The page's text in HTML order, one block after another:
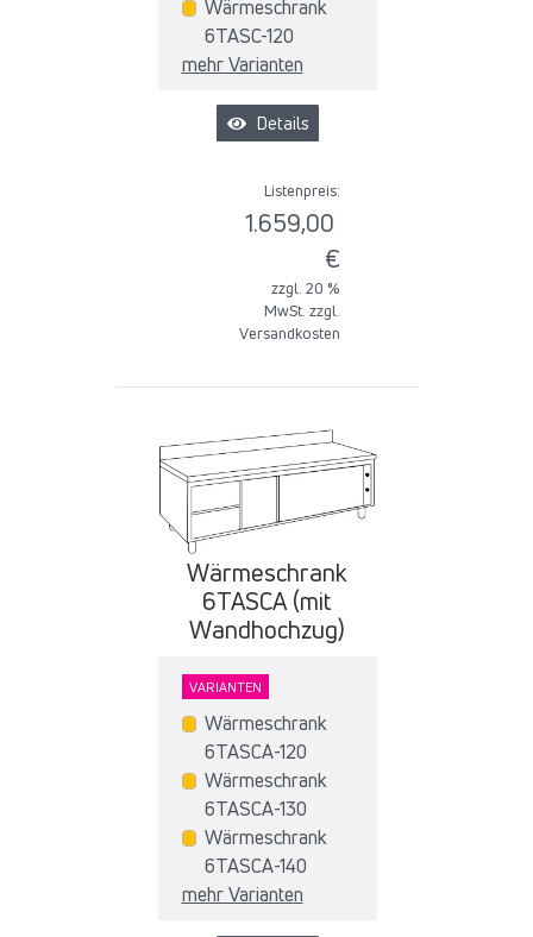
Wärmeschrank
6TASC-120
mehr Varianten
Details
Listenpreis:
1.659,00
€
zzgl. 20 %
MwSt. zzgl.
Versandkosten
Wärmeschrank
6TASCA (mit
Wandhochzug)
VARIANTEN
Wärmeschrank
6TASCA-120
Wärmeschrank
6TASCA-130
Wärmeschrank
6TASCA-140
mehr Varianten